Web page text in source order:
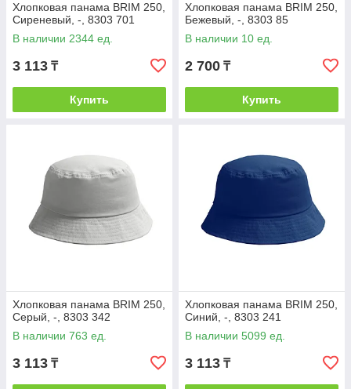
Хлопковая панама BRIM 250,
Сиреневый, -, 8303 701
В наличии 2344 ед.
3 113 ₸
Купить
Хлопковая панама BRIM 250,
Бежевый, -, 8303 85
В наличии 10 ед.
2 700 ₸
Купить
Хлопковая панама BRIM 250,
Серый, -, 8303 342
В наличии 763 ед.
3 113 ₸
Хлопковая панама BRIM 250,
Синий, -, 8303 241
В наличии 5099 ед.
3 113 ₸